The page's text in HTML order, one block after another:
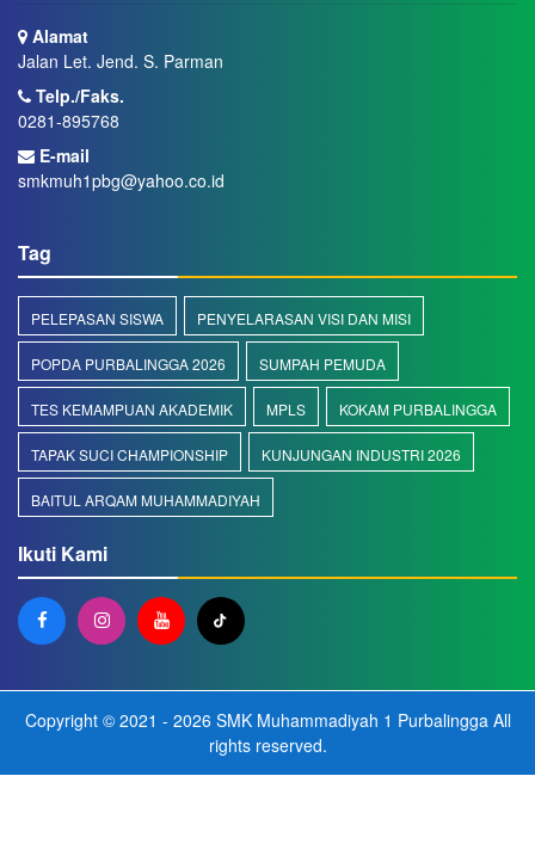
Alamat
Jalan Let. Jend. S. Parman
Telp./Faks.
0281-895768
E-mail
smkmuh1pbg@yahoo.co.id
Tag
PELEPASAN SISWA PENYELARASAN VISI DAN MISI
POPDA PURBALINGGA 2026 SUMPAH PEMUDA
TES KEMAMPUAN AKADEMIK MPLS KOKAM PURBALINGGA
TAPAK SUCI CHAMPIONSHIP KUNJUNGAN INDUSTRI 2026
BAITUL ARQAM MUHAMMADIYAH
Ikuti Kami
Copyright © 2021 - 2026 SMK Muhammadiyah 1 Purbalingga All
rights reserved.